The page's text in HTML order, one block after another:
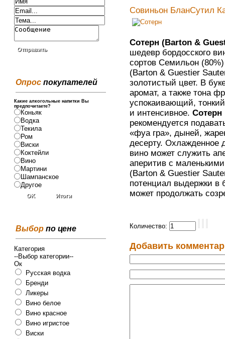
Совиньон БланСутил
Сотерн (Barton &
шедевр бордосского
сортов Семильон
(Barton & Guestier
золотистый цвет. В
аромат, а также тона
успокаивающий,
и интенсивное. Сотерн
рекомендуется
«фуа гра», дыней,
десерту. Охлажденное
вино может служить
аперитив с
(Barton & Guestier
потенциал выдержки в
может продолжать
Количество:
Добавить
Опрос покупателей
Какие алкогольные напитки Вы
предпочитаете?
Коньяк
Водка
Текила
Ром
Виски
Коктейли
Вино
Мартини
Шампанское
Другое
Выбор по цене
Категория
--Выбор категории--
Ок
Русская водка
Бренди
Ликеры
Вино белое
Вино красное
Вино игристое
Виски